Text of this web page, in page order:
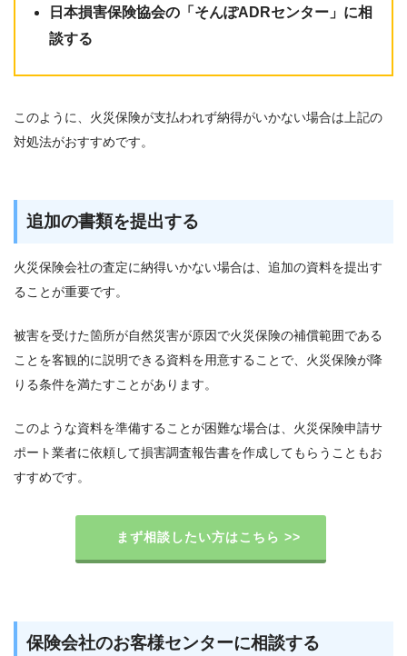
日本損害保険協会の「そんぽADRセンター」に相
談する
このように、火災保険が支払われず納得がいかない場合は上記の
対処法がおすすめです。
追加の書類を提出する
火災保険会社の査定に納得いかない場合は、追加の資料を提出す
ることが重要です。
被害を受けた箇所が自然災害が原因で火災保険の補償範囲である
ことを客観的に説明できる資料を用意することで、火災保険が降
りる条件を満たすことがあります。
このような資料を準備することが困難な場合は、火災保険申請サ
ポート業者に依頼して損害調査報告書を作成してもらうこともお
すすめです。
まず相談したい方はこちら >>
保険会社のお客様センターに相談する